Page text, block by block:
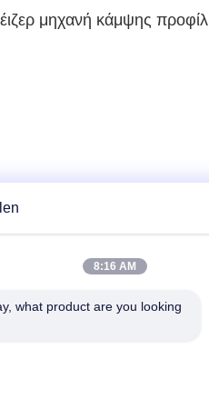
μηχανή κάμψης προφίλ
8:16 AM
what product are you looking